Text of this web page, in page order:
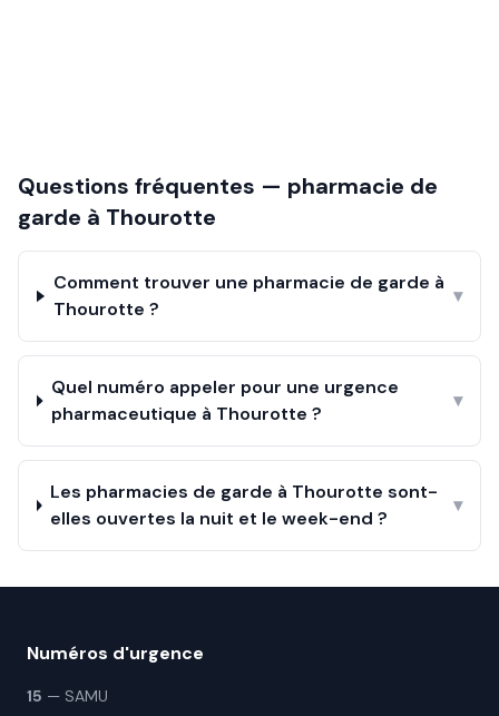
Questions fréquentes — pharmacie de
garde à Thourotte
Comment trouver une pharmacie de garde à
Thourotte ?
▾
Quel numéro appeler pour une urgence
pharmaceutique à Thourotte ?
▾
Les pharmacies de garde à Thourotte sont-
elles ouvertes la nuit et le week-end ?
▾
Numéros d'urgence
15 — SAMU